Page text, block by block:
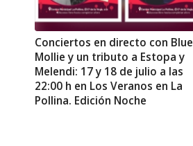
Conciertos en directo con Blue
Mollie y un tributo a Estopa y
Melendi: 17 y 18 de julio a las
22:00 h en Los Veranos en La
Pollina. Edición Noche